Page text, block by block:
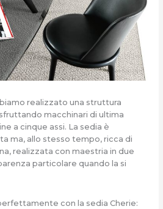
realizzato una struttura
macchinari di ultima
a cinque assi. La sedia è
ma, allo stesso tempo, ricca di
realizzata con maestria in due
particolare quando la si
con la sedia Cherie: